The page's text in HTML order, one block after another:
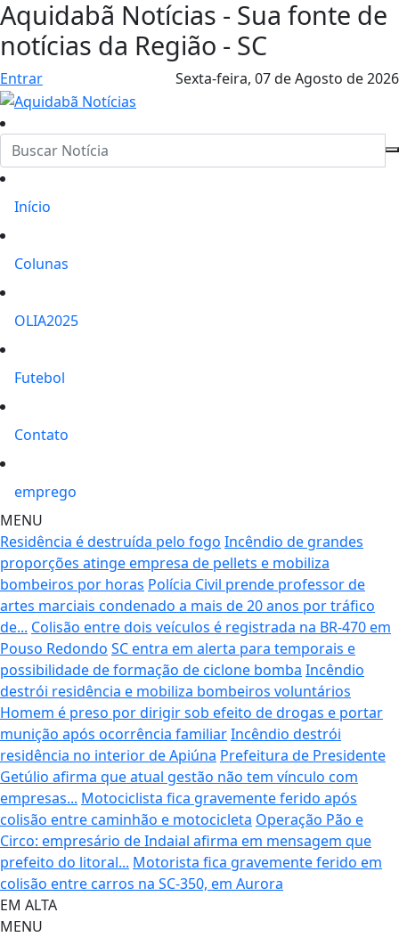
Aquidabã Notícias - Sua fonte de
notícias da Região - SC
Entrar Sexta-feira, 07 de Agosto de 2026
Início
Colunas
OLIA2025
Futebol
Contato
emprego
MENU
Residência é destruída pelo fogo Incêndio de grandes
proporções atinge empresa de pellets e mobiliza
bombeiros por horas Polícia Civil prende professor de
artes marciais condenado a mais de 20 anos por tráfico
de... Colisão entre dois veículos é registrada na BR-470 em
Pouso Redondo SC entra em alerta para temporais e
possibilidade de formação de ciclone bomba Incêndio
destrói residência e mobiliza bombeiros voluntários
Homem é preso por dirigir sob efeito de drogas e portar
munição após ocorrência familiarIncêndio destrói
residência no interior de Apiúna Prefeitura de Presidente
Getúlio afirma que atual gestão não tem vínculo com
empresas... Motociclista fica gravemente ferido após
colisão entre caminhão e motocicleta Operação Pão e
Circo: empresário de Indaial afirma em mensagem que
prefeito do litoral... Motorista fica gravemente ferido em
colisão entre carros na SC-350, em Aurora
EM ALTA
MENU